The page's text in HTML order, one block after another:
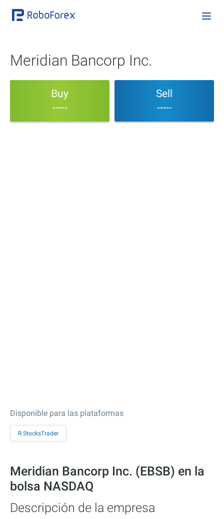
Meridian Bancorp Inc.
Buy
-----
Sell
-----
Disponible para las plataformas
R StocksTrader
Meridian Bancorp Inc. (EBSB) en la
bolsa NASDAQ
Descripción de la empresa